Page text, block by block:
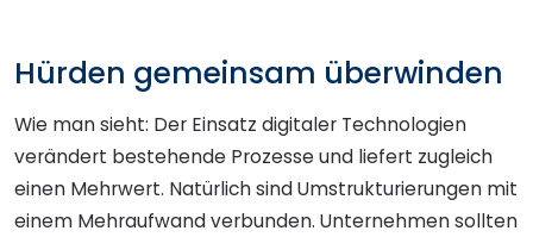
Hürden gemeinsam überwinden
Wie man sieht: Der Einsatz digitaler Technologien
verändert bestehende Prozesse und liefert zugleich
einen Mehrwert. Natürlich sind Umstrukturierungen mit
einem Mehraufwand verbunden. Unternehmen sollten